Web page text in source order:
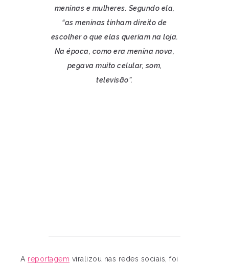
meninas e mulheres. Segundo ela,
“as meninas tinham direito de
escolher o que elas queriam na loja.
Na época, como era menina nova,
pegava muito celular, som,
televisão”.
A reportagem viralizou nas redes sociais, foi